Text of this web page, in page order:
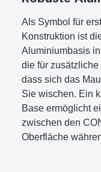
Als Symbol für
Konstruktion ist
Aluminiumbasis
die für
dass sich das
Sie wischen. Ein
Base ermöglicht
zwischen den
Oberfläche